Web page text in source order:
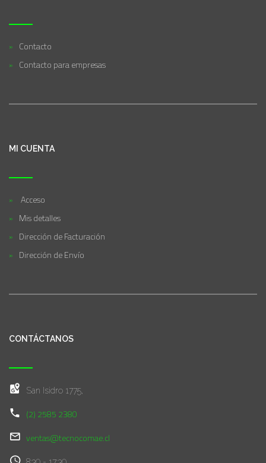
Contacto
Contacto para empresas
MI CUENTA
Acceso
Mis detalles
Dirección de Facturación
Dirección de Envío
CONTÁCTANOS
San Isidro 1775,
(2) 2585 2380
ventas@tecnocomae.cl